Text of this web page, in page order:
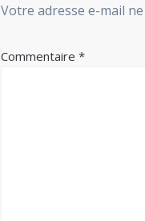
Votre adresse e-mail
Commentaire*